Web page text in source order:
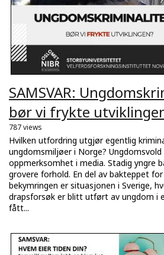
SAMSVAR:
bør vi frykte
787 views
Hvilken utfordring utgjør egentlig
ungdomsmiljøer i Norge?
oppmerksomhet i media. Stadig yngre
grovere forhold. En del av bakteppet
bekymringen er situasjonen i Sverige,
drapsforsøk er blitt utført av ungdom i
fått...